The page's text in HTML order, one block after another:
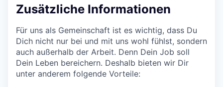
Zusätzliche Informationen
Für uns als Gemeinschaft ist es wichtig, dass Du
Dich nicht nur bei und mit uns wohl fühlst, sondern
auch außerhalb der Arbeit. Denn Dein Job soll
Dein Leben bereichern. Deshalb bieten wir Dir
unter anderem folgende Vorteile: